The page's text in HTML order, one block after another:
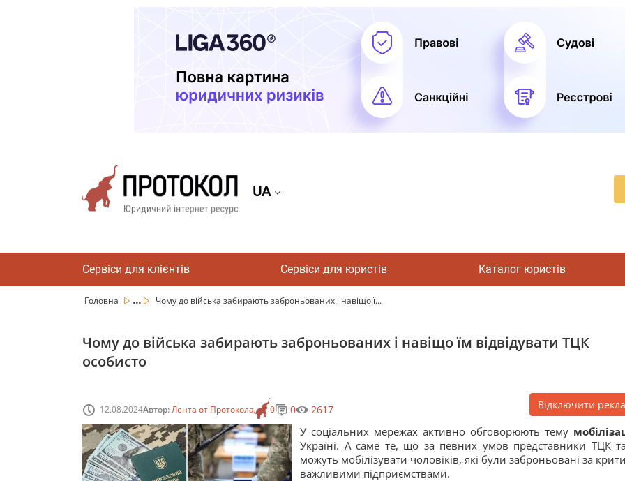
UA
Сервіси для клієнтів Сервіси для юристів Каталог юристів
Головна ... Чому до війська забирають заброньованих і навіщо ї...
Чому до війська забирають заброньованих і навіщо їм відвідувати ТЦК
особисто
12.08.2024Автор:Лента от Протокола 0 0 2617 Відключити
У соціальних мережах активно обговорюють тему
Україні. А саме те, що за певних умов представники ТЦК
можуть мобілізувати чоловіків, які були заброньовані за
важливими підприємствами.